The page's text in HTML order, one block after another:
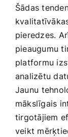
Šādas
pieredzes.
pieaugumu
platformu
analizētu
Jaunu⁢
mākslīgais
tirgotājiem​
veikt